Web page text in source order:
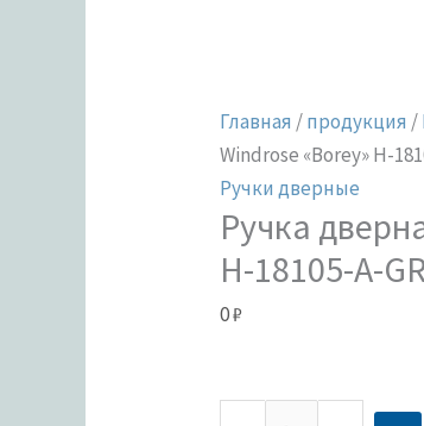
Главная /продукция /
Windrose «Borey» H-
Ручки дверные
Ручка
H-18105-A-
0₽